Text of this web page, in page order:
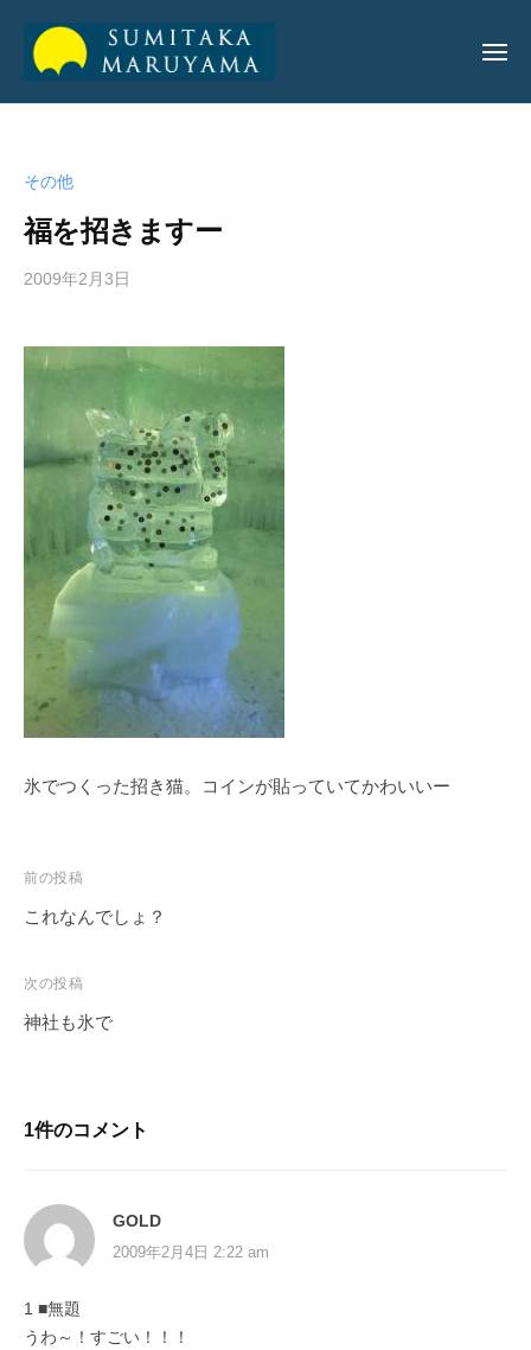
丸
孝
サ
丸
純
孝
公
その他
福を招きますー
2009年2月3日
d
m
i
n
_
m
a
r
u
a
氷でつくった招き猫。コインが貼っていてかわいいー
前の投稿
これなんでしょ？
次の投稿
神社も氷で
1件のコメント
GOLD
2009年2月4日 2:22 am
1 ■無題
うわ～！すごい！！！
山
公
サ
ト